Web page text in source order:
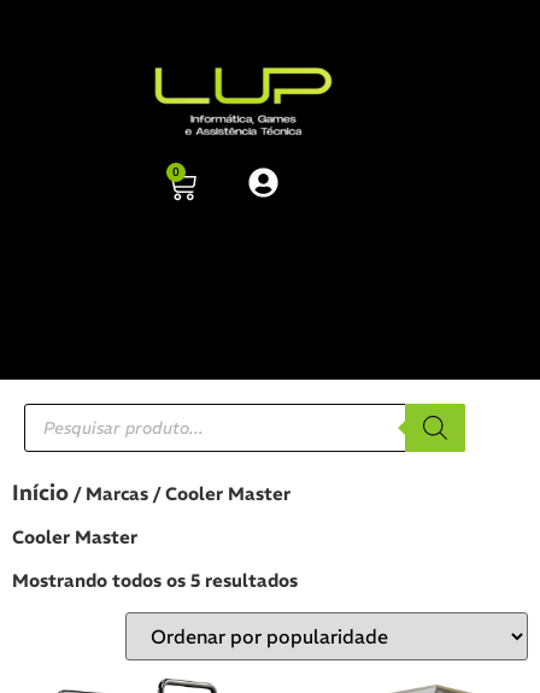
0
Início / Marcas / Cooler Master
Cooler Master
Mostrando todos os 5 resultados